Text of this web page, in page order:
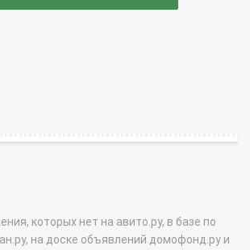
которых нет на авито.ру, в базе по
на доске объявлений домофонд.ру и